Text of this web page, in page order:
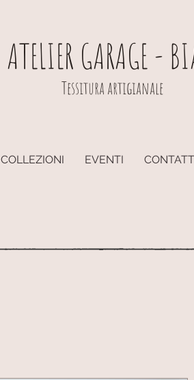
ATELIER GARAGE -
Tessitura artigianale
COLLEZIONI EVENTI